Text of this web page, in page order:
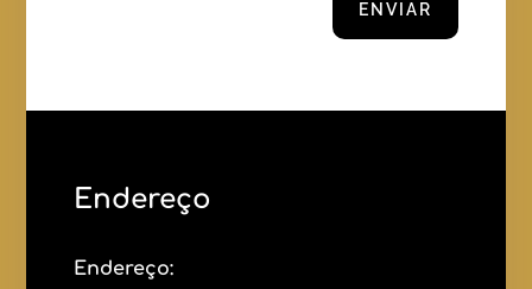
ENVIAR
Endereço
Endereço: